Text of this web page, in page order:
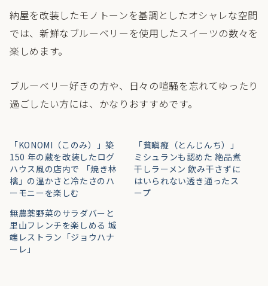
納屋を改装したモノトーンを基調としたオシャレな空間
では、新鮮なブルーベリーを使用したスイーツの数々を
楽しめます。
ブルーベリー好きの方や、日々の喧騒を忘れてゆったり
過ごしたい方には、かなりおすすめです。
「KONOMI（このみ）」築
150 年の蔵を改装したログ
ハウス風の店内で 「焼き林
檎」の温かさと冷たさのハ
ーモニーを楽しむ
「貧瞋癡（とんじんち）」
ミシュランも認めた 絶品煮
干しラーメン 飲み干さずに
はいられない透き通ったス
ープ
無農薬野菜のサラダバーと
里山フレンチを楽しめる 城
端レストラン「ジョウハナ
ーレ」